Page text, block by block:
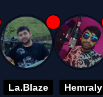
La.Blaze Hemraly